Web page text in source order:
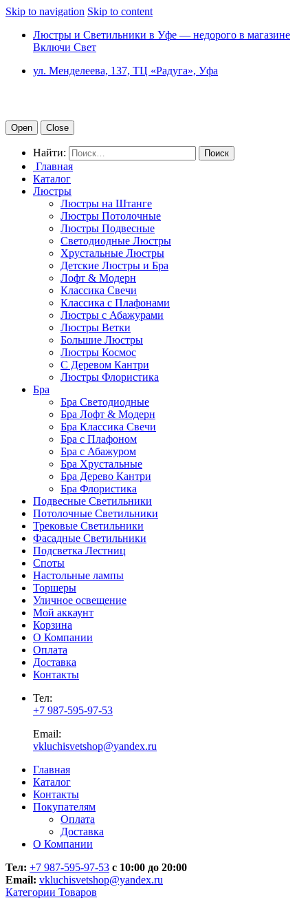
Skip to navigation Skip to content
Люстры и Светильники в Уфе — недорого в магазине
Включи Свет
ул. Менделеева, 137, ТЦ «Радуга», Уфа
Open Close
Найти:
Главная
Каталог
Люстры
Люстры на Штанге
Люстры Потолочные
Люстры Подвесные
Светодиодные Люстры
Хрустальные Люстры
Детские Люстры и Бра
Лофт & Модерн
Классика Свечи
Классика с Плафонами
Люстры с Абажурами
Люстры Ветки
Большие Люстры
Люстры Космос
С Деревом Кантри
Люстры Флористика
Бра
Бра Светодиодные
Бра Лофт & Модерн
Бра Классика Свечи
Бра с Плафоном
Бра с Абажуром
Бра Хрустальные
Бра Дерево Кантри
Бра Флористика
Подвесные Светильники
Потолочные Светильники
Трековые Светильники
Фасадные Светильники
Подсветка Лестниц
Споты
Настольные лампы
Торшеры
Уличное освещение
Мой аккаунт
Корзина
О Компании
Оплата
Доставка
Контакты
Тел:
+7 987-595-97-53
Email:
vkluchisvetshop@yandex.ru
Главная
Каталог
Контакты
Покупателям
Оплата
Доставка
О Компании
Тел: +7 987-595-97-53 с 10:00 до 20:00
Email: vkluchisvetshop@yandex.ru
Категории Товаров